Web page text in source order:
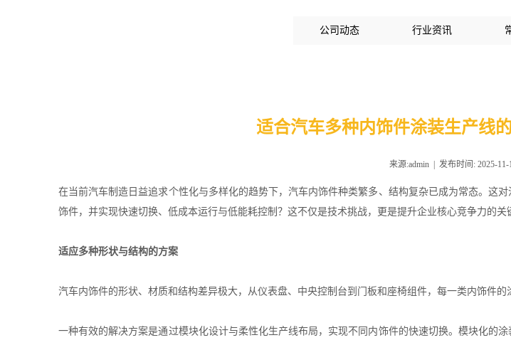
公司动态 行业资讯
适合汽车多种内饰件涂装生产线
来源:admin | 发布时间: 2025-11-
在当前汽车制造日益追求个性化与多样化的趋势下，汽车内饰件种类繁多、结构复杂已成为常态。这对
饰件，并实现快速切换、低成本运行与低能耗控制？这不仅是技术挑战，更是提升企业核心竞争力的关
适应多种形状与结构的方案
汽车内饰件的形状、材质和结构差异极大，从仪表盘、中央控制台到门板和座椅组件，每一类内饰件
一种有效的解决方案是通过模块化设计与柔性化生产线布局，实现不同内饰件的快速切换。模块化的